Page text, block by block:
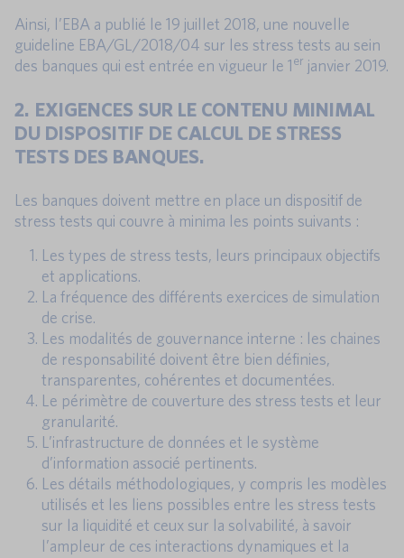
Ainsi, l’EBA a publié le 19 juillet 2018, une nouvelle
guideline EBA/GL/2018/04 sur les stress tests au sein
des banques qui est entrée en vigueur le 1er janvier 2019.
2. EXIGENCES SUR LE CONTENU MINIMAL
DU DISPOSITIF DE CALCUL DE STRESS
TESTS DES BANQUES.
Les banques doivent mettre en place un dispositif de
stress tests qui couvre à minima les points suivants :
Les types de stress tests, leurs principaux objectifs
et applications.
La fréquence des différents exercices de simulation
de crise.
Les modalités de gouvernance interne : les chaines
de responsabilité doivent être bien définies,
transparentes, cohérentes et documentées.
Le périmètre de couverture des stress tests et leur
granularité.
L’infrastructure de données et le système
d’information associé pertinents.
Les détails méthodologiques, y compris les modèles
utilisés et les liens possibles entre les stress tests
sur la liquidité et ceux sur la solvabilité, à savoir
l’ampleur de ces interactions dynamiques et la